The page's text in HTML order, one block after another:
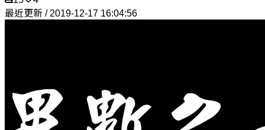
最近更新 / 2019-12-17 16:04:56